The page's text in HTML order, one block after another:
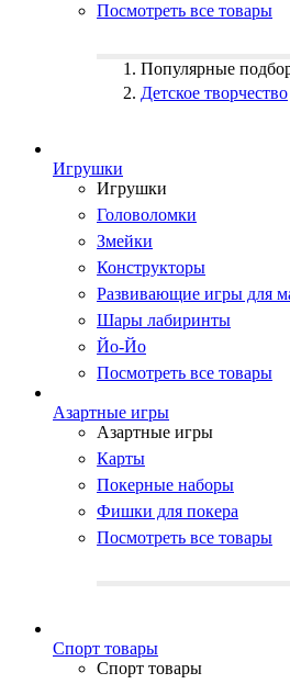
Посмотреть все товары
Популярные
Детское творчество
Игрушки
Игрушки
Головоломки
Змейки
Конструкторы
Развивающие игры для
Шары лабиринты
Йо-Йо
Посмотреть все товары
Азартные игры
Азартные игры
Карты
Покерные наборы
Фишки для покера
Посмотреть все товары
Cпорт товары
Cпорт товары